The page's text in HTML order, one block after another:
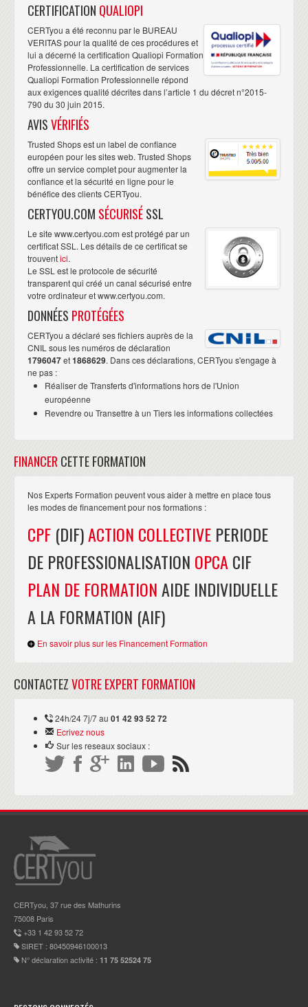
meilleure expérience de formation. Le cadre est calme
et propice à l'apprentissage. L'équipe CERTyou est à
votre écoute pour organiser les formations dans les
meilleures conditions possibles afin d'obtenir les
certifications convoitées. Chez CERTyou, on ne se sent
pas dans une usine à formation. Ici, le choix est ciblé et
la Certification n'est pas en option. On ressort avec une
compétence reconnue. L'apprentissage en petit groupe
permet une écoute de la part du formateur, très
compétent et pédagogue, qui prends le temps de revenir
sur les questions de chacun. ”
Renaud ANDANSON
Ingénieur procédé production
expérimenté, visiter sa page linkedin
“ J'ai suivi 2 formations et suis donc reste 4
semaines. Je me suis formé Cisco CCNP +
Prince2 et recommande très très fortement
CertYou en tant qu'organisme de formation et ceux pour
plusieurs raisons : Un accueil exceptionnel
(viennoiseries, thé et café chaque jours et a chaque
poses), Des conseillers toujours disponibles, Des locaux
très propres, Des Formateur d’exceptions ! Des
professionnels qui connaissent parfaitement le contenu
de leurs formations et qui l'animent comme il le faut.
linkedin
“ Chaque formation réalisée par CERTyou
la qualité de pédagogie de chaque
formateur, l'efficacité et la convivialité de toute une
équipe dirigeante. Ainsi, chaque session vous apporte
bien plus qu'un niveau de connaissance par la
expérience terrain, vous permettant de grandir par
l'illustration de cas pratiques et pertinents. Je suis
l'équipe CertYou. Je recommande fortement CERTyou à
Gilles BELARD Senior Solution Specialist Consultant,
visiter sa page linkedin
Practitioner avec Certyou. Tout est mis en
l’organisation, de la disponibilité des formateurs et la
vôtre et de la qualité de la formation. Je suivrais sans
hésiter une autre session de formation de Certyou !
Merci encore pour votre accompagnement,
l’organisation et la qualité de la formation de la
semaine dernière. ”
Marie-Camille VAN WYMEERSCH
visiter sa page linkedin
CERTIFICATION QUALIOPI
CERTyou a été reconnu par le BUREAU
VERITAS pour la qualité de ces procédures et
lui a décerné la certification Qualiopi Formation
Professionnelle. La certification de services
Qualiopi Formation Professionnelle répond
aux exigences qualité décrites dans l’article 1 du décret n°2015-
790 du 30 juin 2015.
AVISVÉRIFIÉS
Trusted Shops est un label de confiance
européen pour les sites web. Trusted Shops
offre un service complet pour augmenter la
confiance et la sécurité en ligne pour le
bénéfice des clients CERTyou.
CERTYOU.COM SÉCURISÉSSL
Le site www.certyou.com est protégé par un
certificat SSL. Les détails de ce certificat se
trouventici.
Le SSL est le protocole de sécurité
transparent qui créé un canal sécurisé entre
votre ordinateur et www.certyou.com.
DONNÉES PROTÉGÉES
CERTyou a déclaré ses fichiers auprès de la
CNIL sous les numéros de déclaration
1796047et1868629. Dans ces déclarations, CERTyou s'engage à
ne pas :
Réaliser de Transferts d'informations hors de l'Union
européenne
Revendre ou Transettre à un Tiers les informations collectées
FINANCER CETTE FORMATION
Nos Experts Formation peuvent vous aider à mettre en place tous
les modes de financement pour nos formations :
CPF (DIF)ACTION COLLECTIVE PERIODE
DE PROFESSIONALISATION OPCA CIF
PLAN DE FORMATIONAIDE INDIVIDUELLE
A LA FORMATION (AIF)
En savoir plus sur les Financement Formation
CONTACTEZVOTRE EXPERT FORMATION
24h/24 7j/7 au 01 42 93 52 72
Ecrivez nous
Sur les reseaux sociaux :
CERTyou, 37 rue des Mathurins
75008 Paris
+33 1 42 93 52 72
SIRET : 80450946100013
N° déclaration activité : 11 75 52524 75